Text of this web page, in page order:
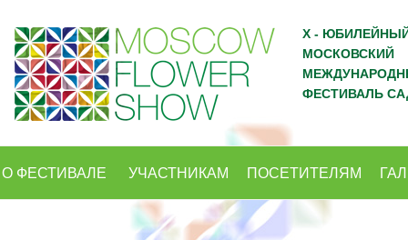
X -
МОСКОВСКИЙ
ФЕСТИВАЛЬ
О ФЕСТИВАЛЕ УЧАСТНИКАМ ПОСЕТИТЕЛЯМ